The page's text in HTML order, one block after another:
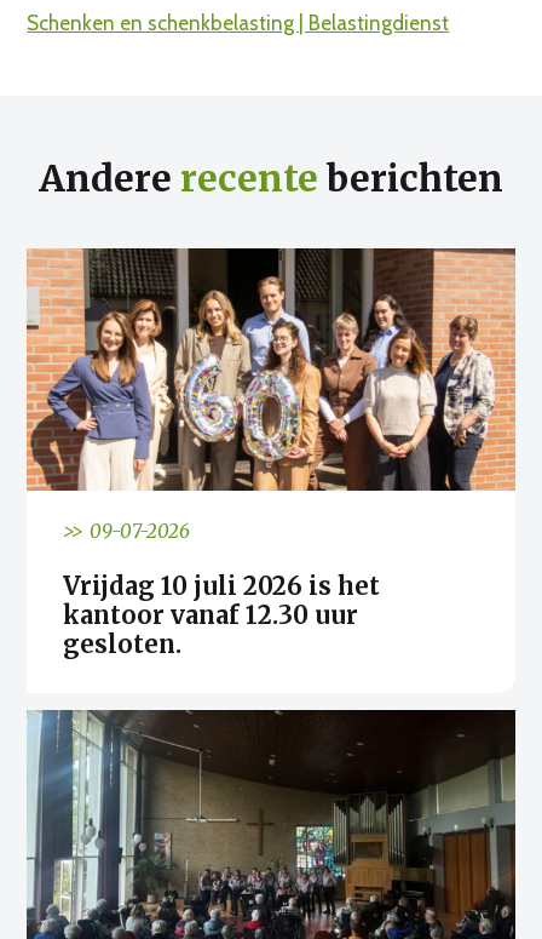
Schenken en schenkbelasting | Belastingdienst
Andere recente berichten
>> 09-07-2026
Vrijdag 10 juli 2026 is het
kantoor vanaf 12.30 uur
gesloten.